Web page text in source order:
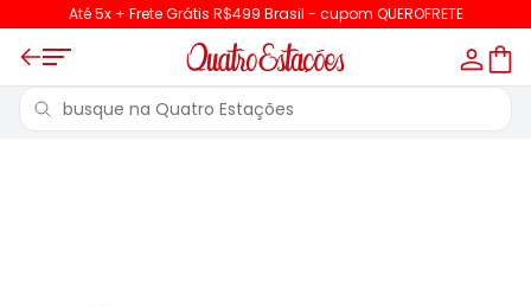
Até 5x + Frete Grátis R$499 Brasil - cupom QUEROFRETE